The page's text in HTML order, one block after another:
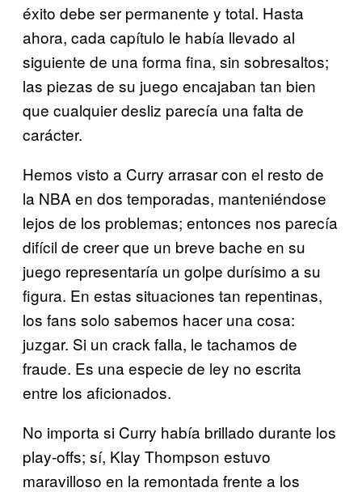
éxito debe ser permanente y total. Hasta
ahora, cada capítulo le había llevado al
siguiente de una forma fina, sin sobresaltos;
las piezas de su juego encajaban tan bien
que cualquier desliz parecía una falta de
carácter.
Hemos visto a Curry arrasar con el resto de
la NBA en dos temporadas, manteniéndose
lejos de los problemas; entonces nos parecía
difícil de creer que un breve bache en su
juego representaría un golpe durísimo a su
figura. En estas situaciones tan repentinas,
los fans solo sabemos hacer una cosa:
juzgar. Si un crack falla, le tachamos de
fraude. Es una especie de ley no escrita
entre los aficionados.
No importa si Curry había brillado durante los
play-offs; sí, Klay Thompson estuvo
maravilloso en la remontada frente a los